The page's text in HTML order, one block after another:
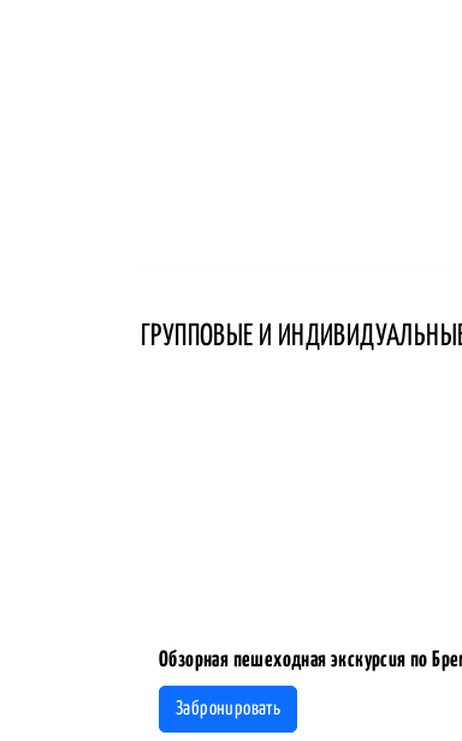
ГРУППОВЫЕ И
Обзорная пешеходная экскурсия по
Забронировать